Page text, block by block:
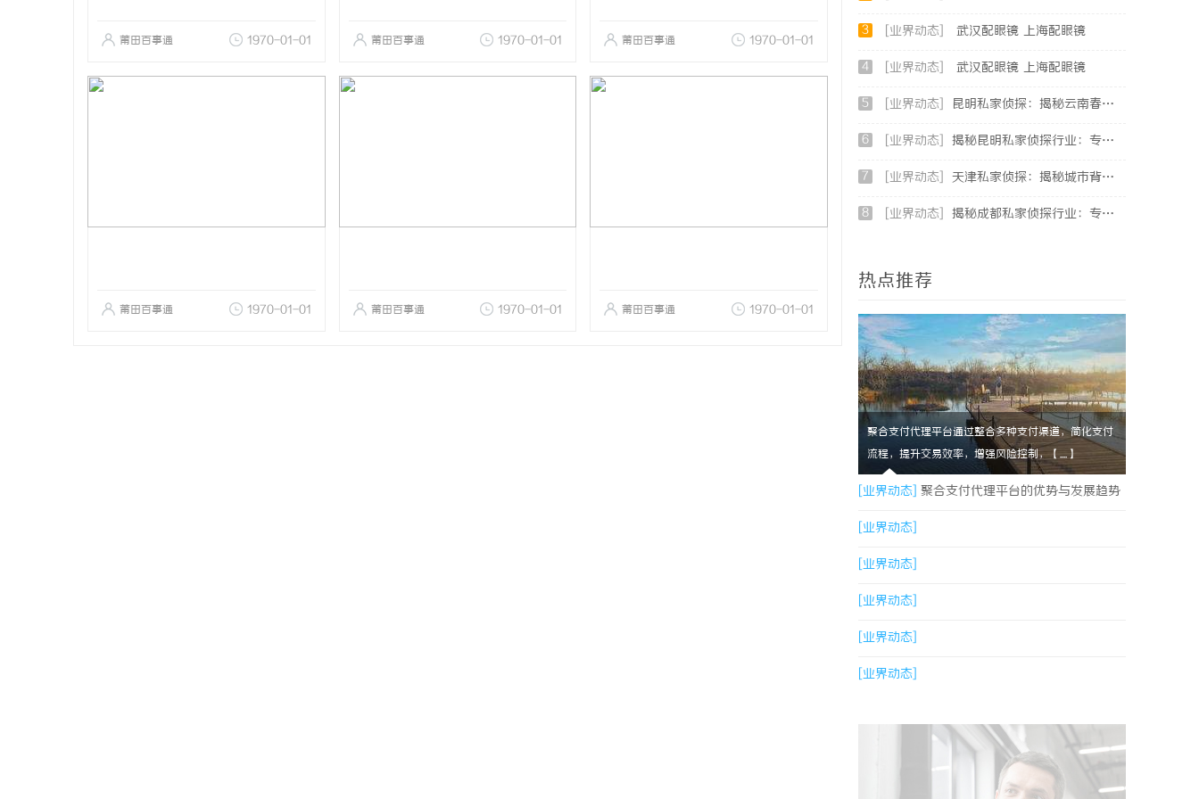
莆田百事通 1970-01-01 莆田百事通 1970-01-01 莆田百事通 1970-01-01
莆田百事通 1970-01-01 莆田百事通 1970-01-01 莆田百事通 1970-01-01
3 [业界动态] 武汉配眼镜 上海配眼镜
4 [业界动态] 武汉配眼镜 上海配眼镜
5 [业界动态] 昆明私家侦探：揭秘云南春城中的隐秘调查力量
6 [业界动态] 揭秘昆明私家侦探行业：专业服务与实际案例分析
7 [业界动态] 天津私家侦探：揭秘城市背后的隐秘守护者
8 [业界动态] 揭秘成都私家侦探行业：专业服务助力城市安宁
热点推荐
聚合支付代理平台通过整合多种支付渠道，简化支付
流程，提升交易效率，增强风险控制，【....】
[业界动态] 聚合支付代理平台的优势与发展趋势
解析
[业界动态]
[业界动态]
[业界动态]
[业界动态]
[业界动态]